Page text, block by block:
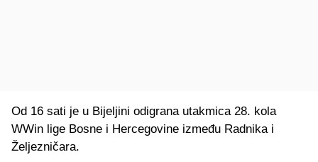
Od 16 sati je u Bijeljini odigrana utakmica 28. kola
WWin lige Bosne i Hercegovine između Radnika i
Željezničara.